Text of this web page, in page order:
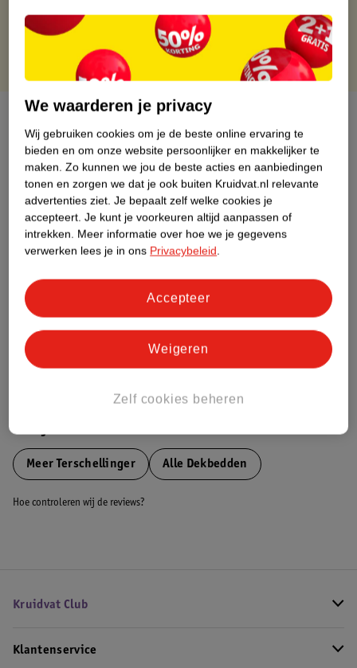
Gratis punten met je Kruidvat kaart
Over dit product
Productinformatie
Etiketinformatie
Nature Impact Score
Meer informatie
Bestel & Bezorginformatie
Bekijk ook
MeerTerschellinger Alle Dekbedden
Hoe controleren wij de reviews?
Kruidvat Club
Klantenservice
We waarderen je privacy
Wij gebruiken cookies om je de beste online ervaring te
bieden en om onze website persoonlijker en makkelijker te
maken. Zo kunnen we jou de beste acties en aanbiedingen
tonen en zorgen we dat je ook buiten Kruidvat.nl relevante
advertenties ziet. Je bepaalt zelf welke cookies je
accepteert. Je kunt je voorkeuren altijd aanpassen of
intrekken. Meer informatie over hoe we je gegevens
verwerken lees je in ons Privacybeleid.
Zelf cookies beheren
Weigeren
Accepteer